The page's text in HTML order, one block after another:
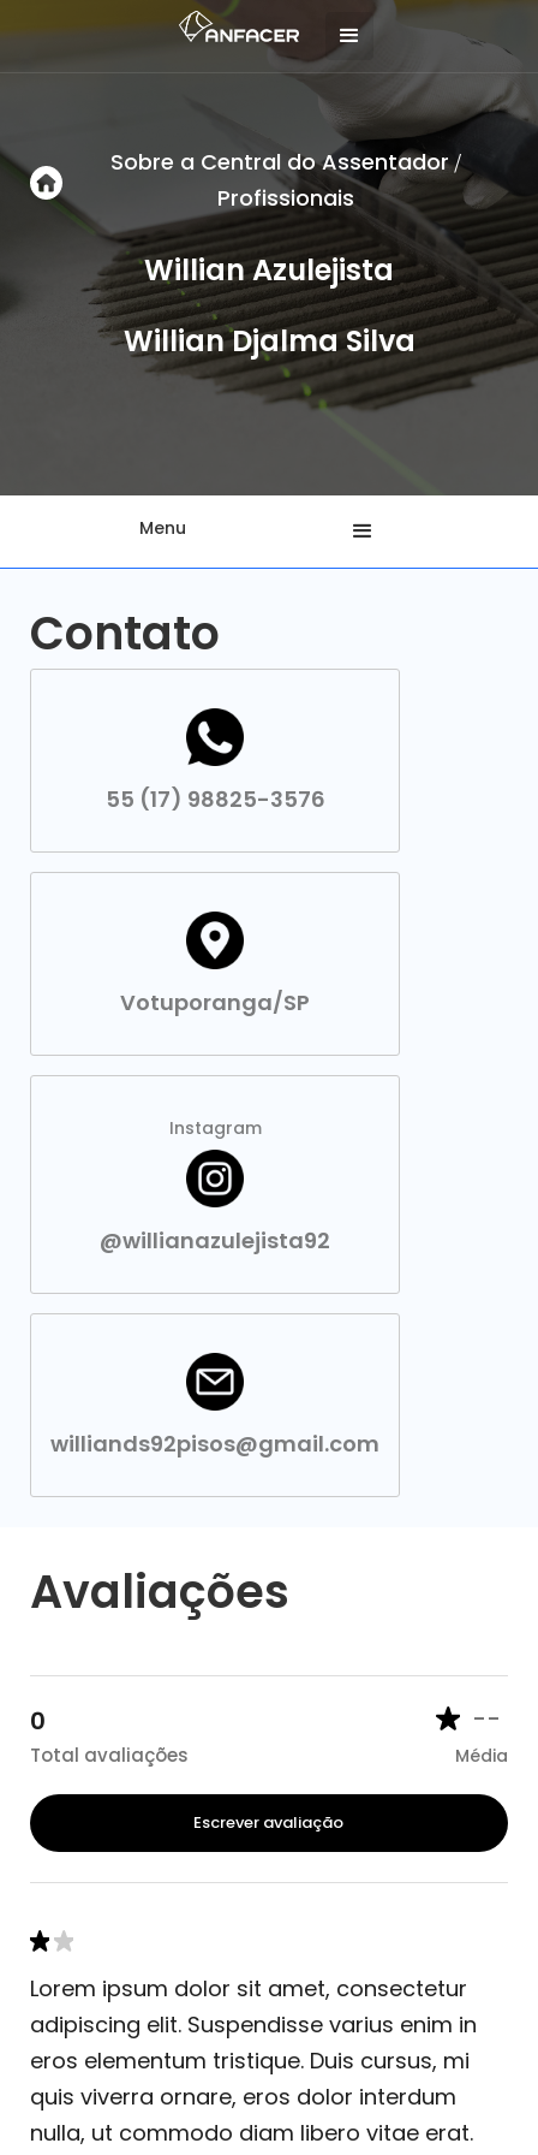
Sobre a Central do Assentador/
Profissionais
Willian Azulejista
Willian Djalma Silva
Menu
Contato
55 (17) 98825-3576
Votuporanga/SP
Instagram
@willianazulejista92
williands92pisos@gmail.com
Avaliações
0
Total avaliações
--
Média
Escrever avaliação
Lorem ipsum dolor sit amet, consectetur
adipiscing elit. Suspendisse varius enim in
eros elementum tristique. Duis cursus, mi
quis viverra ornare, eros dolor interdum
nulla, ut commodo diam libero vitae erat.